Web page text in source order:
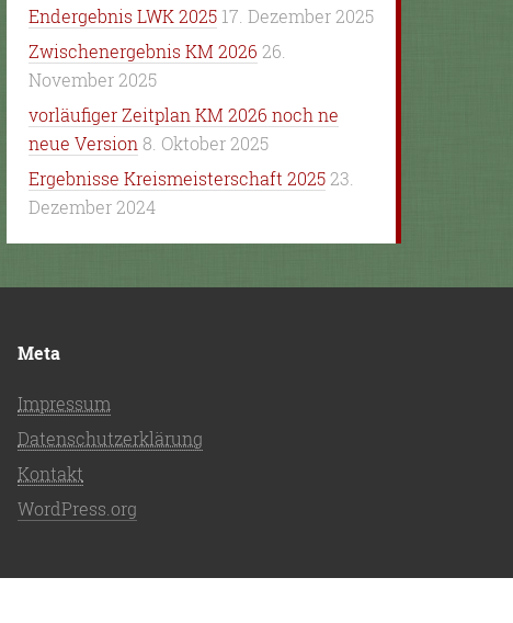
Endergebnis LWK 2025 17. Dezember 2025
Zwischenergebnis KM 2026 26.
November 2025
vorläufiger Zeitplan KM 2026 noch ne
neue Version 8. Oktober 2025
Ergebnisse Kreismeisterschaft 202523.
Dezember 2024
Meta
Impressum
Datenschutzerklärung
Kontakt
WordPress.org